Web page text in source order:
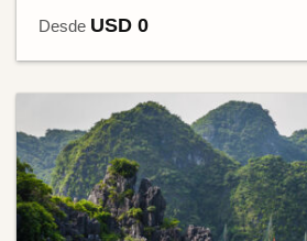
Desde USD 0